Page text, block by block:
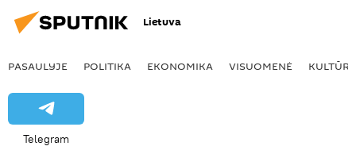
Lietuva
PASAULYJE POLITIKA EKONOMIKA VISUOMENĖ KULTŪRA
Telegram